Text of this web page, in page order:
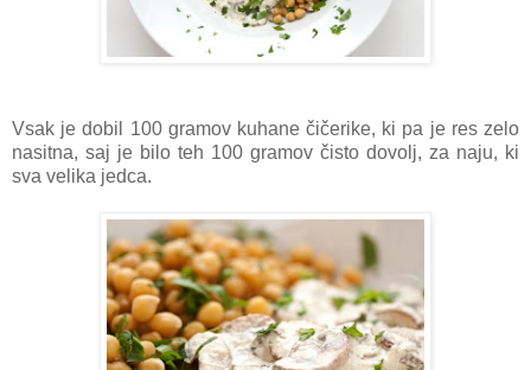
Vsak je dobil 100 gramov kuhane čičerike, ki pa je res zelo
nasitna, saj je bilo teh 100 gramov čisto dovolj, za naju, ki
sva velika jedca.